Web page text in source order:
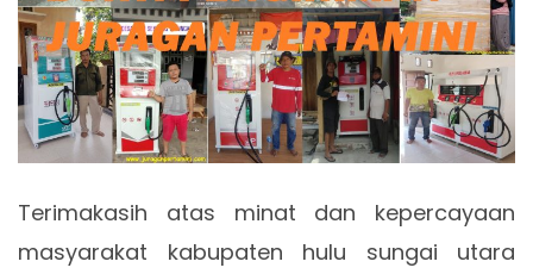
Terimakasih atas minat dan kepercayaan
masyarakat kabupaten hulu sungai utara